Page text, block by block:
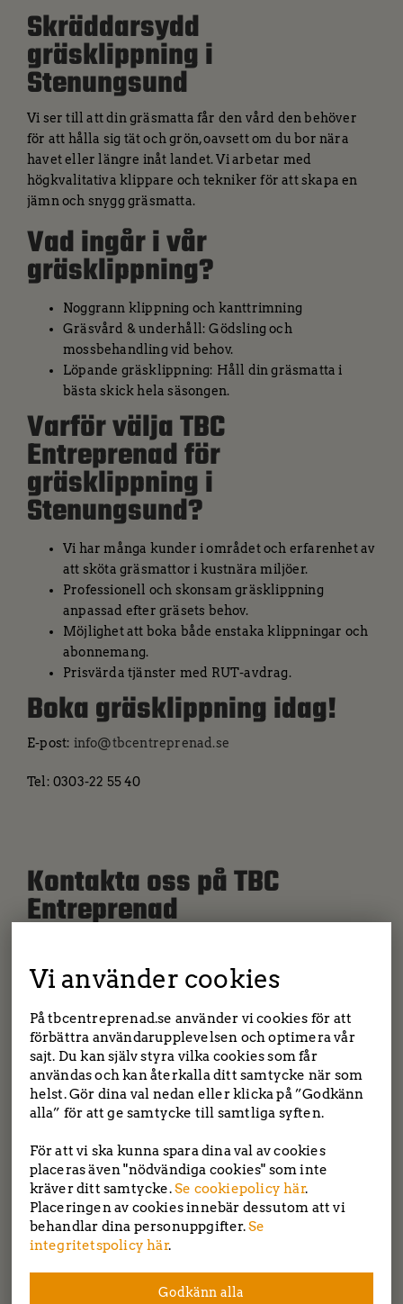
Skräddarsydd
gräsklippning i
Stenungsund
Vi ser till att din gräsmatta får den vård den behöver
för att hålla sig tät och grön, oavsett om du bor nära
havet eller längre inåt landet. Vi arbetar med
högkvalitativa klippare och tekniker för att skapa en
jämn och snygg gräsmatta.
Vad ingår i vår
gräsklippning?
Noggrann klippning och kanttrimning
Gräsvård & underhåll: Gödsling och
mossbehandling vid behov.
Löpande gräsklippning: Håll din gräsmatta i
bästa skick hela säsongen.
Varför välja TBC
Entreprenad för
gräsklippning i
Stenungsund?
Vi har många kunder i området och erfarenhet av
att sköta gräsmattor i kustnära miljöer.
Professionell och skonsam gräsklippning
anpassad efter gräsets behov.
Möjlighet att boka både enstaka klippningar och
abonnemang.
Prisvärda tjänster med RUT-avdrag.
Boka gräsklippning idag!
E-post: info@tbcentreprenad.se
Tel: 0303-22 55 40
Kontakta oss på TBC
Entreprenad
Företag
E-post*
Telefon
TBC entreprenad | Tockebackavägen 18F, 44139
Tel: 0303-22 55 40|info@tbcentreprenad.se
Integritetspolicy| Cookiepolicy
Följ oss!
Vi använder cookies
På tbcentreprenad.se använder vi cookies för att
förbättra användarupplevelsen och optimera vår
sajt. Du kan själv styra vilka cookies som får
användas och kan återkalla ditt samtycke när som
helst. Gör dina val nedan eller klicka på ”Godkänn
alla” för att ge samtycke till samtliga syften.
För att vi ska kunna spara dina val av cookies
placeras även "nödvändiga cookies" som inte
kräver ditt samtycke.Se cookiepolicy här.
Placeringen av cookies innebär dessutom att vi
behandlar dina personuppgifter.Se
integritetspolicy här.
Godkänn alla